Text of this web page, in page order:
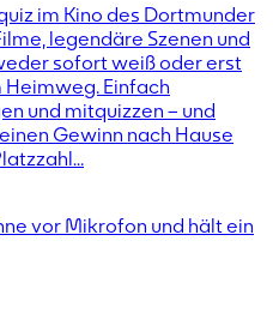
im Kino des Dortmunder
legendäre Szenen und
sofort weiß oder erst
Einfach
und mitquizzen – und
Gewinn nach Hause